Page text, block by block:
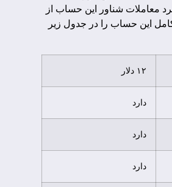
اسپرد معاملات شناور این حساب از
این حساب را در جدول زیر
۱۲ دلار
دارد
دارد
دارد